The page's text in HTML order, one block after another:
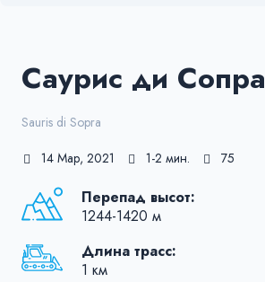
Саурис ди Сопра
Sauris di Sopra
14 Мар, 2021 1-2 мин. 75
Перепад высот:
1244-1420 м
Длина трасс:
1 км